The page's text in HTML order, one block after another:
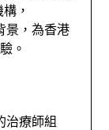
，
景，為香港
。
治療師組